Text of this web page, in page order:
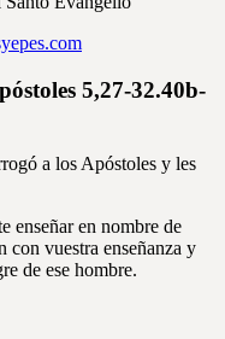
5,27-32.40b-
a los Apóstoles y les
enseñar en nombre de
con vuestra enseñanza y
de ese hombre.